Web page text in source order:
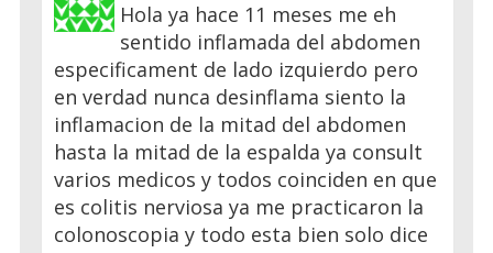
Hola ya hace 11 meses me eh
sentido inflamada del abdomen
especificament de lado izquierdo pero
en verdad nunca desinflama siento la
inflamacion de la mitad del abdomen
hasta la mitad de la espalda ya consult
varios medicos y todos coinciden en que
es colitis nerviosa ya me practicaron la
colonoscopia y todo esta bien solo dice